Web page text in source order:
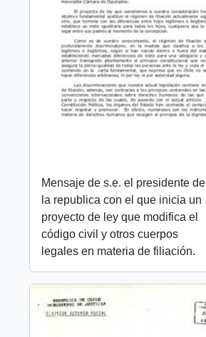
Mensaje de s.e. el presidente de
la republica con el que inicia un
proyecto de ley que modifica el
código civil y otros cuerpos
legales en materia de filiación.